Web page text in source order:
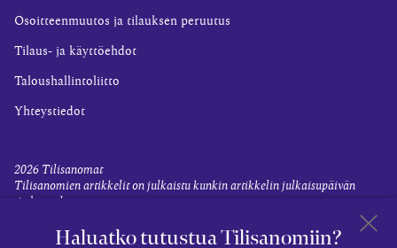
Osoitteenmuutos ja tilauksen peruutus
Tilaus- ja käyttöehdot
Taloushallintoliitto
Yhteystiedot
2026 Tilisanomat
Tilisanomien artikkelit on julkaistu kunkin artikkelin julkaisupäivän
tiedon valossa.
EvästevalinnatHaluatko tutustua Tilisanomiin?